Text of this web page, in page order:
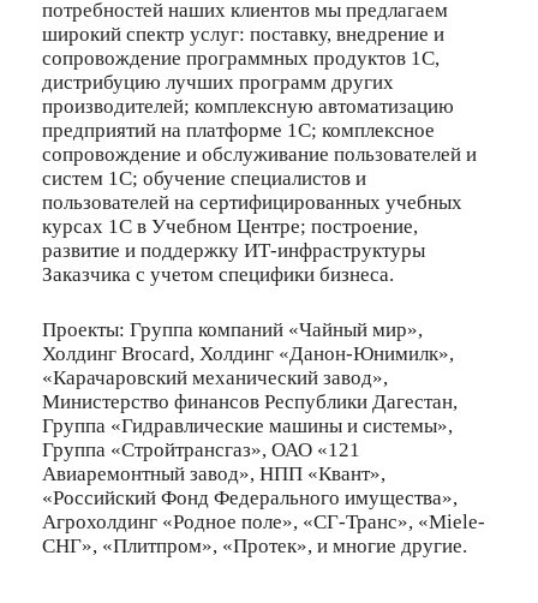
потребностей наших клиентов мы предлагаем
широкий спектр услуг: поставку, внедрение и
сопровождение программных продуктов 1С,
дистрибуцию лучших программ других
производителей; комплексную автоматизацию
предприятий на платформе 1С; комплексное
сопровождение и обслуживание пользователей и
систем 1С; обучение специалистов и
пользователей на сертифицированных учебных
курсах 1С в Учебном Центре; построение,
развитие и поддержку ИТ-инфраструктуры
Заказчика с учетом специфики бизнеса.
Проекты: Группа компаний «Чайный мир»,
Холдинг Brocard, Холдинг «Данон-Юнимилк»,
«Карачаровский механический завод»,
Министерство финансов Республики Дагестан,
Группа «Гидравлические машины и системы»,
Группа «Стройтрансгаз», ОАО «121
Авиаремонтный завод», НПП «Квант»,
«Российский Фонд Федерального имущества»,
Агрохолдинг «Родное поле», «СГ-Транс», «Miele-
СНГ», «Плитпром», «Протек», и многие другие.